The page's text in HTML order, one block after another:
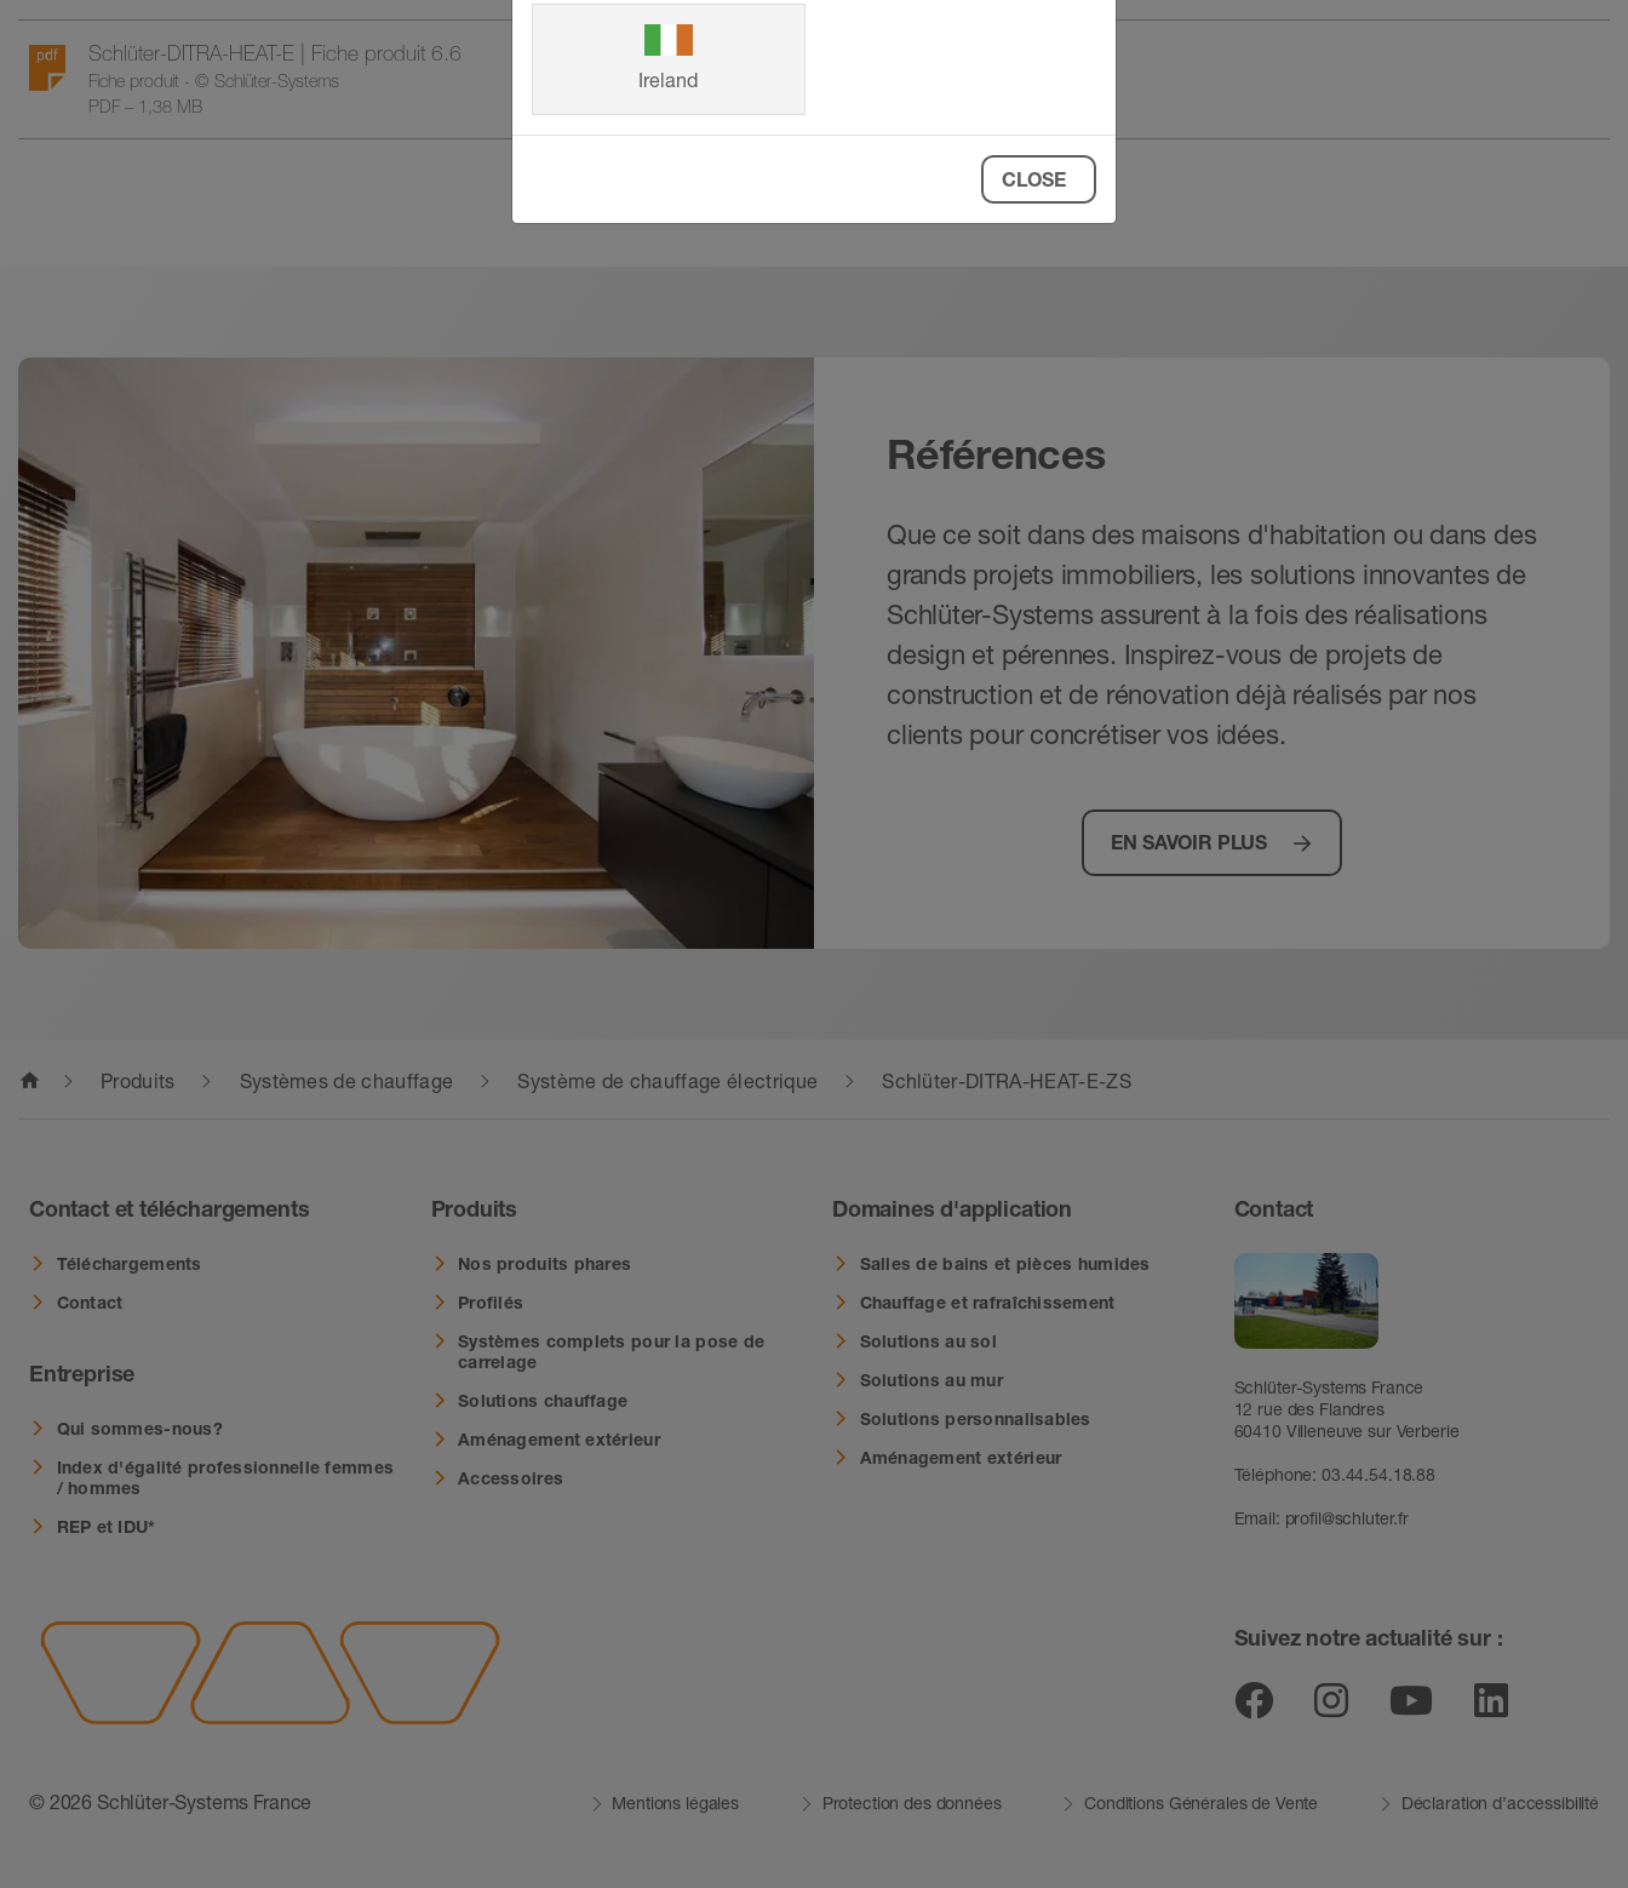
Schlüter-DITRA-HEAT-E | Fiche produit 6.6
Fiche produit - © Schlüter-Systems
PDF – 1,38 MB
Références
Que ce soit dans des maisons d'habitation ou dans des
grands projets immobiliers, les solutions innovantes de
Schlüter-Systems assurent à la fois des réalisations
design et pérennes. Inspirez-vous de projets de
construction et de rénovation déjà réalisés par nos
clients pour concrétiser vos idées.
EN SAVOIR PLUS
home Produits Systèmes de chauffage Système de chauffage électrique Schlüter-DITRA-HEAT-E-ZS
Contact et téléchargements
Téléchargements
Contact
Entreprise
Qui sommes-nous?
Index d'égalité professionnelle femmes
/ hommes
REP et IDU*
Produits
Nos produits phares
Profilés
Systèmes complets pour la pose de
carrelage
Solutions chauffage
Aménagement extérieur
Accessoires
Domaines d'application
Salles de bains et pièces humides
Chauffage et rafraîchissement
Solutions au sol
Solutions au mur
Solutions personnalisables
Aménagement extérieur
Contact
Schlüter-Systems France
12 rue des Flandres
60410 Villeneuve sur Verberie
Téléphone: 03.44.54.18.88
Email: profil@schluter.fr
Suivez notre actualité sur :
Facebook
Instagram
Youtube
© 2026 Schlüter-Systems France Mentions légales Protection des données Conditions Générales de Vente Déclaration d’accessibilité
Ireland
CLOSE